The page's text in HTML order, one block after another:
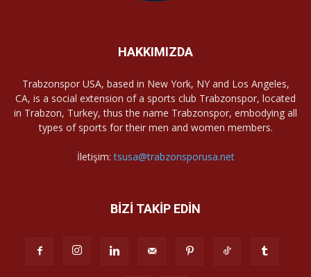
HAKKIMIZDA
Trabzonspor USA, based in New York, NY and Los Angeles,
CA, is a social extension of a sports club Trabzonspor, located
in Trabzon, Turkey, thus the name Trabzonspor, embodying all
types of sports for their men and women members.
İletişim:tsusa@trabzonsporusa.net
BİZİ TAKİP EDİN